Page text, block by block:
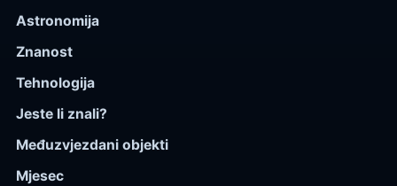
Astronomija
Znanost
Tehnologija
Jeste li znali?
Međuzvjezdani objekti
Mjesec